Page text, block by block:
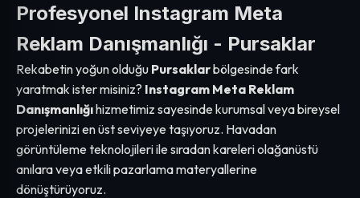
Profesyonel Instagram Meta
Reklam Danışmanlığı - Pursaklar
Rekabetin yoğun olduğu Pursaklarbölgesinde fark
yaratmak ister misiniz? Instagram Meta Reklam
Danışmanlığıhizmetimiz sayesinde kurumsal veya bireysel
projelerinizi en üst seviyeye taşıyoruz. Havadan
görüntüleme teknolojileri ile sıradan kareleri olağanüstü
anılara veya etkili pazarlama materyallerine
dönüştürüyoruz.